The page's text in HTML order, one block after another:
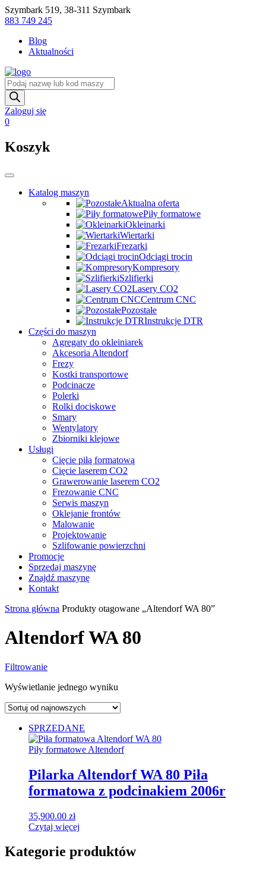
Skip
to
Szymbark 519, 38-311 Szymbark
883 749 245
Blog
Aktualności
Wyszukiwarka
produktów
Zaloguj się
0
Koszyk
Katalog maszyn
Aktualna oferta
Piły formatowe
Okleinarki
Wiertarki
Frezarki
Odciągi trocin
Kompresory
Szlifierki
Lasery CO2
Centrum CNC
Pozostałe
Instrukcje DTR
Części do maszyn
Agregaty do okleiniarek
Akcesoria Altendorf
Frezy
Kostki transportowe
Podcinacze
Polerki
Rolki dociskowe
Smary
Wentylatory
Zbiorniki klejowe
Usługi
Cięcie piłą formatową
Cięcie laserem CO2
Grawerowanie laserem CO2
Frezowanie CNC
Serwis maszyn
Oklejanie frontów
Malowanie
Projektowanie
Szlifowanie powierzchni
Promocje
Sprzedaj maszynę
Znajdź maszynę
Kontakt
Strona główna Produkty otagowane „Altendorf WA 80”
Altendorf WA 80
Filtrowanie
Wyświetlanie jednego wyniku
SPRZEDANE
Piły formatowe Altendorf
Pilarka Altendorf WA 80 Piła
formatowa z podcinakiem 2006r
35,900.00 zł
Czytaj więcej
Kategorie produktów